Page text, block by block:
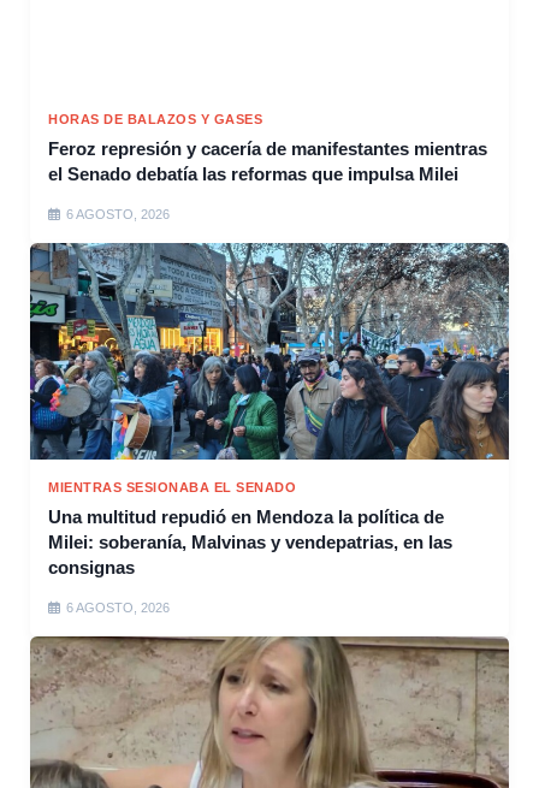
HORAS DE BALAZOS Y GASES
Feroz represión y cacería de manifestantes mientras
el Senado debatía las reformas que impulsa Milei
6 AGOSTO, 2026
MIENTRAS SESIONABA EL SENADO
Una multitud repudió en Mendoza la política de
Milei: soberanía, Malvinas y vendepatrias, en las
consignas
6 AGOSTO, 2026